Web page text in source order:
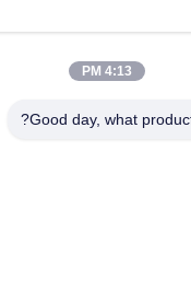
4:13 PM
Good day, what